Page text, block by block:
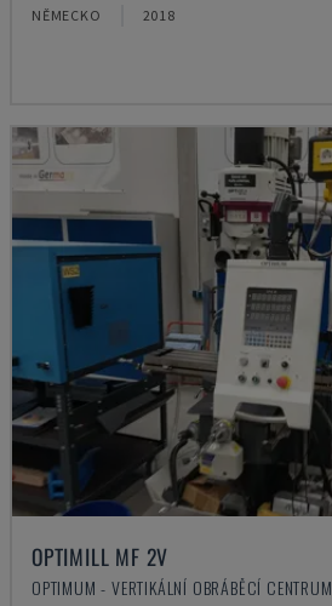
NĚMECKO 2018
OPTIMILL MF 2V
OPTIMUM - VERTIKÁLNÍ OBRÁBĚCÍ CENTRUM